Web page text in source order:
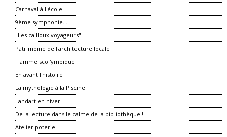
Carnaval à l'école
9ème symphonie...
"Les cailloux voyageurs"
Patrimoine de l'architecture locale
Flamme scol'ympique
En avant l'histoire !
La mythologie à la Piscine
Landart en hiver
De la lecture dans le calme de la bibliothèque !
Atelier poterie